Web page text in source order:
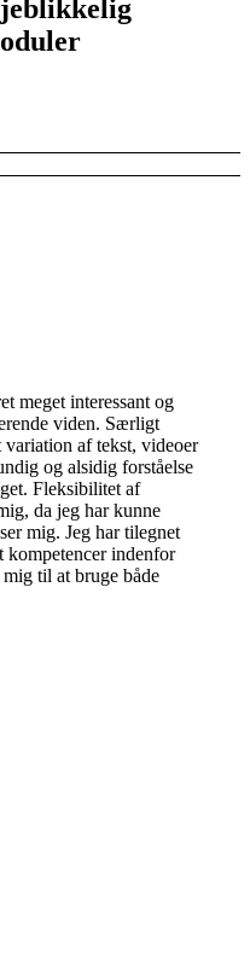
meget interessant og
viden. Særligt
variation af tekst, videoer
og alsidig forståelse
Fleksibilitet af
da jeg har kunne
mig. Jeg har tilegnet
kompetencer indenfor
til at bruge både